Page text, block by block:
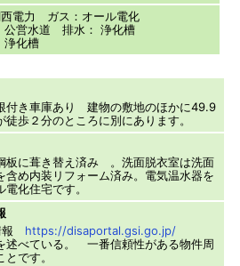
西電力 ガス：オール電化
公営水道 排水： 浄化槽
浄化槽
き車庫あり 建物の敷地のほかに49.9
歩２分のところに別にあります。
板に葺き替え済み 。洗面脱衣室は洗面
含め内装リフォーム済み。電気温水器を
化住宅です。
報 https://disaportal.gsi.go.jp/
述べている。 一番信頼性がある物件周
です。